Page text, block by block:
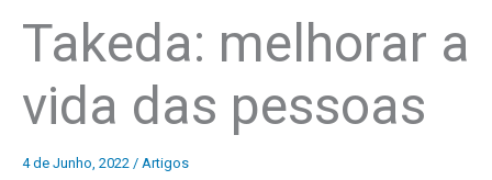
Takeda: melhorar a
vida das pessoas
4 de Junho, 2022 / Artigos